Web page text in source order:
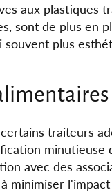
aux plastiques
sont de plus en
plus
traiteurs
avec des
minimiser